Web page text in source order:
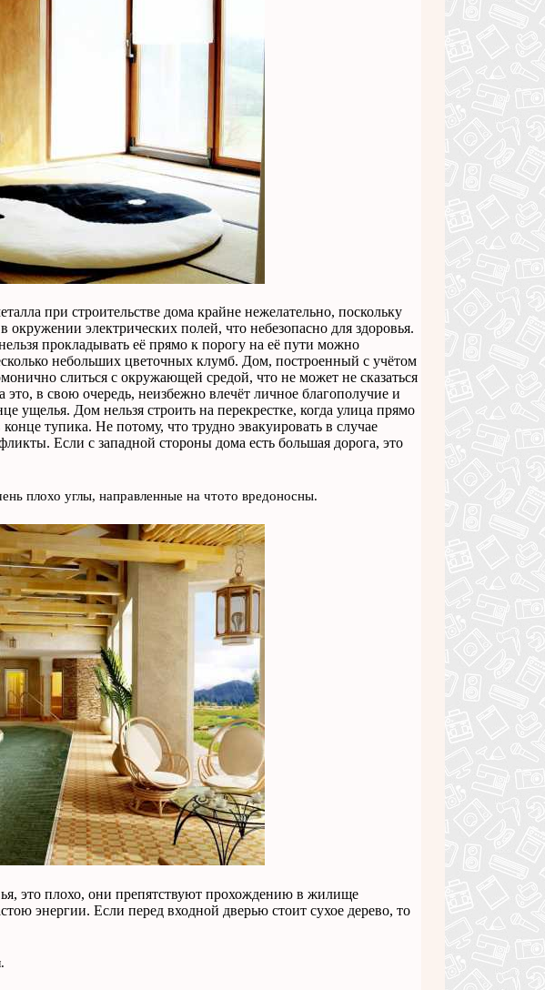
при строительстве дома крайне нежелательно, поскольку
окружении электрических полей, что небезопасно для здоровья.
прокладывать её прямо к порогу на её пути можно
небольших цветочных клумб. Дом, построенный с учётом
слиться с окружающей средой, что не может не сказаться
в свою очередь, неизбежно влечёт личное благополучие и
ущелья. Дом нельзя строить на перекрестке, когда улица прямо
тупика. Не потому, что трудно эвакуировать в случае
Если с западной стороны дома есть большая дорога, это
плохо углы, направленные на чтото вредоносны.
это плохо, они препятствуют прохождению в жилище
энергии. Если перед входной дверью стоит сухое дерево, то